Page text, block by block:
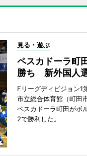
見る・遊ぶ
ペスカドーラ町
勝ち 新外国人
Fリーグディビジョン1
市立総合体育館（町田
ペスカドーラ町田がボ
2で勝利した。